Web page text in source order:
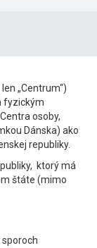
„Centrum“)
fyzickým
osoby,
Dánska) ako
republiky.
ktorý má
štáte (mimo
sporoch